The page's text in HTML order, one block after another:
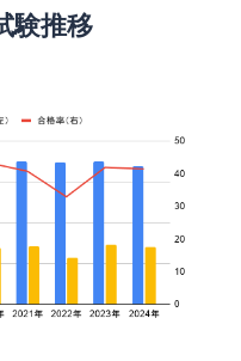
験推移